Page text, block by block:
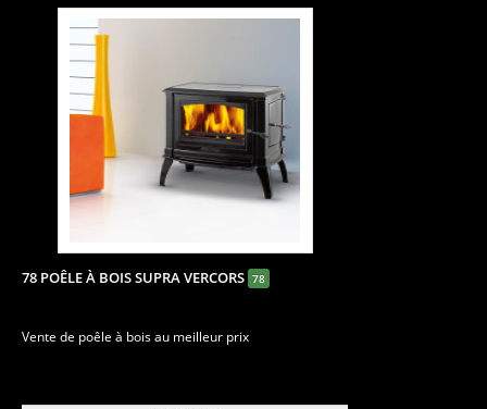
78 POÊLE À BOIS SUPRA VERCORS 78
Vente de poêle à bois au meilleur prix